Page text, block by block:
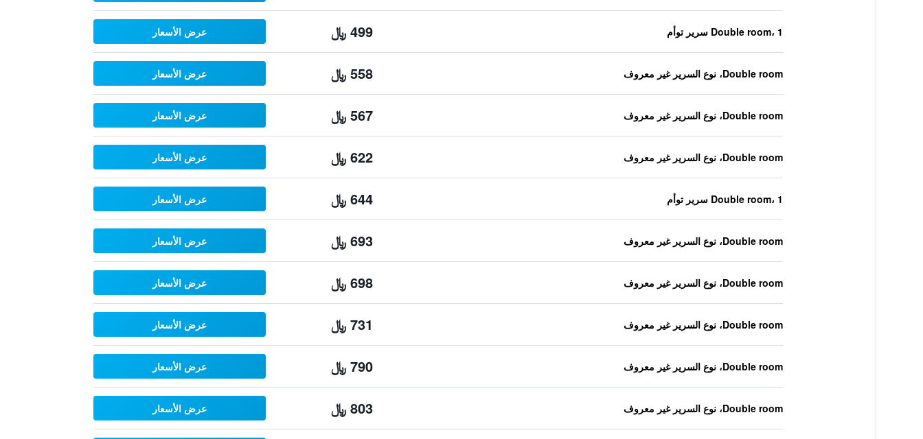
Double room، 1 سرير توأم 499 ﷼ عرض الأسعار
Double room، نوع السرير غير معروف 558 ﷼ عرض الأسعار
Double room، نوع السرير غير معروف 567 ﷼ عرض الأسعار
Double room، نوع السرير غير معروف 622 ﷼ عرض الأسعار
Double room، 1 سرير توأم 644 ﷼ عرض الأسعار
Double room، نوع السرير غير معروف 693 ﷼ عرض الأسعار
Double room، نوع السرير غير معروف 698 ﷼ عرض الأسعار
Double room، نوع السرير غير معروف 731 ﷼ عرض الأسعار
Double room، نوع السرير غير معروف 790 ﷼ عرض الأسعار
Double room، نوع السرير غير معروف 803 ﷼ عرض الأسعار